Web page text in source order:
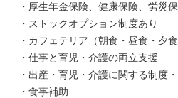
・厚生年金保険、健康保険、労災
・ストックオプション制度あり
・カフェテリア（朝食・昼食・夕
・仕事と育児・介護の両立支援
・出産・育児・介護に関する制度
・食事補助